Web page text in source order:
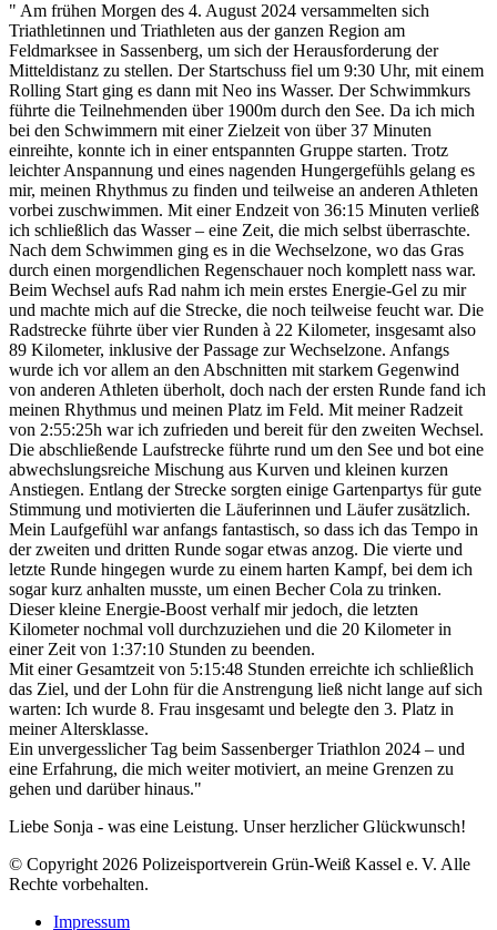
" Am frühen Morgen des 4. August 2024 versammelten sich
Triathletinnen und Triathleten aus der ganzen Region am
Feldmarksee in Sassenberg, um sich der Herausforderung der
Mitteldistanz zu stellen. Der Startschuss fiel um 9:30 Uhr, mit einem
Rolling Start ging es dann mit Neo ins Wasser. Der Schwimmkurs
führte die Teilnehmenden über 1900m durch den See. Da ich mich
bei den Schwimmern mit einer Zielzeit von über 37 Minuten
einreihte, konnte ich in einer entspannten Gruppe starten. Trotz
leichter Anspannung und eines nagenden Hungergefühls gelang es
mir, meinen Rhythmus zu finden und teilweise an anderen Athleten
vorbei zuschwimmen. Mit einer Endzeit von 36:15 Minuten verließ
ich schließlich das Wasser – eine Zeit, die mich selbst überraschte.
Nach dem Schwimmen ging es in die Wechselzone, wo das Gras
durch einen morgendlichen Regenschauer noch komplett nass war.
Beim Wechsel aufs Rad nahm ich mein erstes Energie-Gel zu mir
und machte mich auf die Strecke, die noch teilweise feucht war. Die
Radstrecke führte über vier Runden à 22 Kilometer, insgesamt also
89 Kilometer, inklusive der Passage zur Wechselzone. Anfangs
wurde ich vor allem an den Abschnitten mit starkem Gegenwind
von anderen Athleten überholt, doch nach der ersten Runde fand ich
meinen Rhythmus und meinen Platz im Feld. Mit meiner Radzeit
von 2:55:25h war ich zufrieden und bereit für den zweiten Wechsel.
Die abschließende Laufstrecke führte rund um den See und bot eine
abwechslungsreiche Mischung aus Kurven und kleinen kurzen
Anstiegen. Entlang der Strecke sorgten einige Gartenpartys für gute
Stimmung und motivierten die Läuferinnen und Läufer zusätzlich.
Mein Laufgefühl war anfangs fantastisch, so dass ich das Tempo in
der zweiten und dritten Runde sogar etwas anzog. Die vierte und
letzte Runde hingegen wurde zu einem harten Kampf, bei dem ich
sogar kurz anhalten musste, um einen Becher Cola zu trinken.
Dieser kleine Energie-Boost verhalf mir jedoch, die letzten
Kilometer nochmal voll durchzuziehen und die 20 Kilometer in
einer Zeit von 1:37:10 Stunden zu beenden.
Mit einer Gesamtzeit von 5:15:48 Stunden erreichte ich schließlich
das Ziel, und der Lohn für die Anstrengung ließ nicht lange auf sich
warten: Ich wurde 8. Frau insgesamt und belegte den 3. Platz in
meiner Altersklasse.
Ein unvergesslicher Tag beim Sassenberger Triathlon 2024 – und
eine Erfahrung, die mich weiter motiviert, an meine Grenzen zu
gehen und darüber hinaus."
Liebe Sonja - was eine Leistung. Unser herzlicher Glückwunsch!
© Copyright 2026 Polizeisportverein Grün-Weiß Kassel e. V. Alle
Rechte vorbehalten.
Impressum